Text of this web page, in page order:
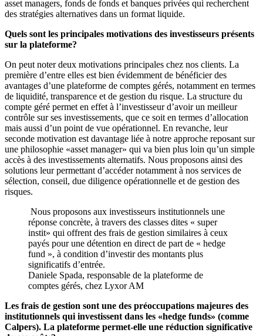
asset managers, fonds de fonds et banques privées qui recherchent
des stratégies alternatives dans un format liquide.
Quels sont les principales motivations des investisseurs présents
sur la plateforme?
On peut noter deux motivations principales chez nos clients. La
première d’entre elles est bien évidemment de bénéficier des
avantages d’une plateforme de comptes gérés, notamment en termes
de liquidité, transparence et de gestion du risque. La structure du
compte géré permet en effet à l’investisseur d’avoir un meilleur
contrôle sur ses investissements, que ce soit en termes d’allocation
mais aussi d’un point de vue opérationnel. En revanche, leur
seconde motivation est davantage liée à notre approche reposant sur
une philosophie «asset manager» qui va bien plus loin qu’un simple
accès à des investissements alternatifs. Nous proposons ainsi des
solutions leur permettant d’accéder notamment à nos services de
sélection, conseil, due diligence opérationnelle et de gestion des
risques.
Nous proposons aux investisseurs institutionnels une
réponse concrète, à travers des classes dites « super
instit» qui offrent des frais de gestion similaires à ceux
payés pour une détention en direct de part de « hedge
fund », à condition d’investir des montants plus
significatifs d’entrée.
Daniele Spada, responsable de la plateforme de
comptes gérés, chez Lyxor AM
Les frais de gestion sont une des préoccupations majeures des
institutionnels qui investissent dans les «hedge funds» (comme
Calpers). La plateforme permet-elle une réduction significative